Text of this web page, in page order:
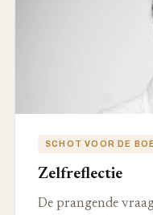
SCHOT VOOR DE
Zelfreflectie
De prangende